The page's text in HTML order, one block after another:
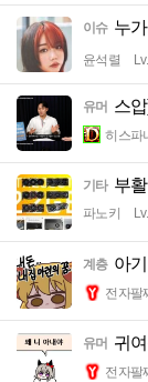
이슈 누
윤석렬
유머 스
히스파
기타 부
파노키
계층 아
전자팔
유머 귀
전자팔